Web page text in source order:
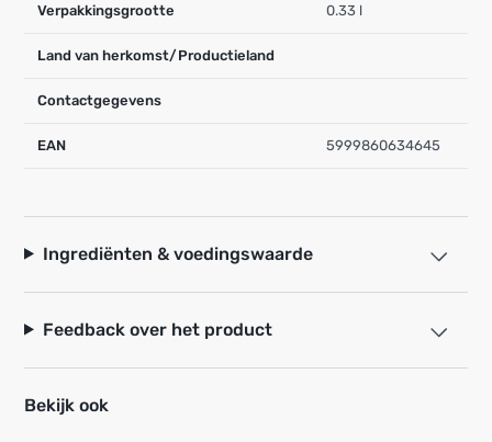
Verpakkingsgrootte 0.33 l
Land van herkomst/Productieland
Contactgegevens
EAN 5999860634645
Ingrediënten & voedingswaarde
Feedback over het product
Bekijk ook